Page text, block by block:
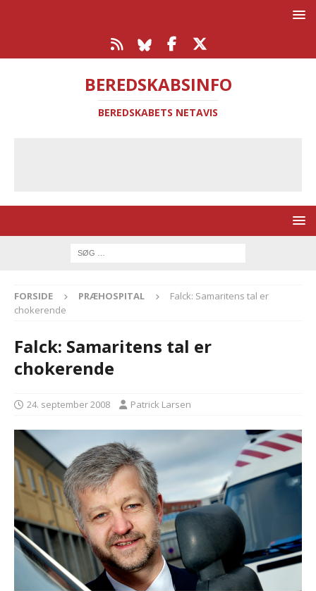
BEREDSKABSINFO
BEREDSKABETS NETAVIS
FORSIDE PRÆHOSPITAL
Falck: Samaritens tal er
chokerende
Falck: Samaritens tal er
chokerende
24. september 2008 Patrick Larsen